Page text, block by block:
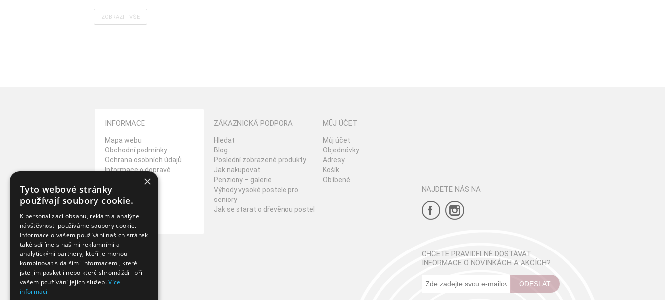
ZOBRAZIT VŠE
INFORMACE
Mapa webu
Obchodní podmínky
Ochrana osobních údajů
Informace o dopravě
Reklamační řád
Vrácení zboží
Kontakt
Napište nám
ZÁKAZNICKÁ PODPORA
Hledat
Blog
Poslední zobrazené produkty
Jak nakupovat
Penziony – galerie
Výhody vysoké postele pro
seniory
Jak se starat o dřevěnou postel
MŮJ ÚČET
Můj účet
Objednávky
Adresy
Košík
Oblíbené
NAJDETE NÁS NA
CHCETE PRAVIDELNĚ DOSTÁVAT
INFORMACE O NOVINKÁCH A AKCÍCH?
ODESLAT
×
Tyto webové stránky
používají soubory cookie.
K personalizaci obsahu, reklam a analýze
návštěvnosti používáme soubory cookie.
Informace o vašem používání našich stránek
také sdílíme s našimi reklamními a
analytickými partnery, kteří je mohou
kombinovat s dalšími informacemi, které
jste jim poskytli nebo které shromáždili při
vašem používání jejich služeb.Více
informací